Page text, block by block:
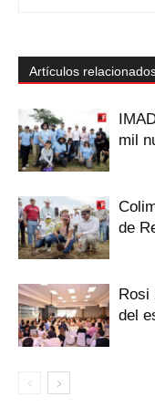
Artículos
mil
de
Rosi
del